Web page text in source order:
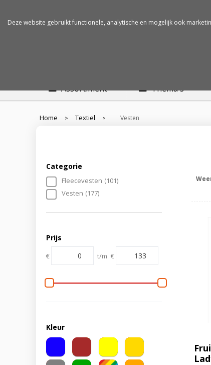
Assortiment Thema's
Home > Textiel > Vesten
Categorie
Fleecevesten (101)
Vesten (177)
Prijs
€ t/m €
Kleur
Deze website gebruikt functionele, analytische en mogelijk ook